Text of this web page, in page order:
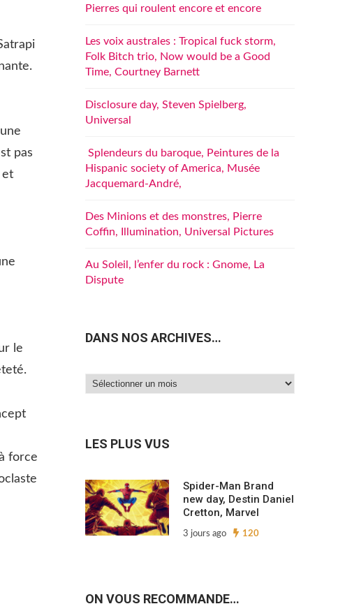
pas
et
le
force
Pierres qui roulent encore et encore
Les voix australes : Tropical fuck storm,
Folk Bitch trio, Now would be a Good
Time, Courtney Barnett
Disclosure day, Steven Spielberg,
Universal
Splendeurs du baroque, Peintures de la
Hispanic society of America, Musée
Jacquemard-André,
Des Minions et des monstres, Pierre
Coffin, Illumination, Universal Pictures
Au Soleil, l’enfer du rock : Gnome, La
Dispute
DANS NOS ARCHIVES…
Dans
LES PLUS VUS
Spider-Man Brand
new day, Destin Daniel
Cretton, Marvel
3 jours ago 120
ON VOUS RECOMMANDE…